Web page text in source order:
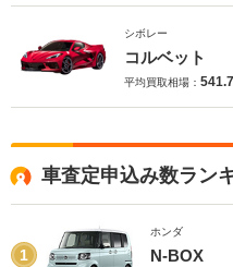
シボレー
コルベット
平均買取相場： 541.7
車査定申込み数ラン
1
ホンダ
N-BOX